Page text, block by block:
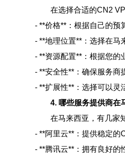
在选择合适的CN2
- **价格**：根据自己的预
- **地理位置**：选择在马
- **资源配置**：根据您的
- **安全性**：确保服务商
- **扩展性**：选择可以灵
4. 哪些服务提供商在
在马来西亚，有几家
- **阿里云**：提供稳定的
- **腾讯云**：拥有良好的